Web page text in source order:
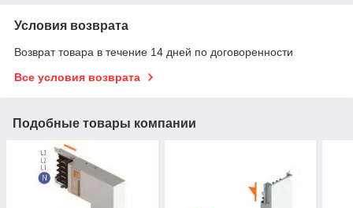
Условия возврата
Возврат товара в течение 14 дней по договоренности
Все условия возврата
Подобные товары компании